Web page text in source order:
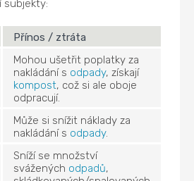
subjekty:
Přínos / ztráta
Mohou ušetřit poplatky za
nakládání s odpady, získají
kompost, což si ale oboje
odpracují.
Může si snížit náklady za
nakládání s odpady.
Sníží se množství
svážených odpadů,